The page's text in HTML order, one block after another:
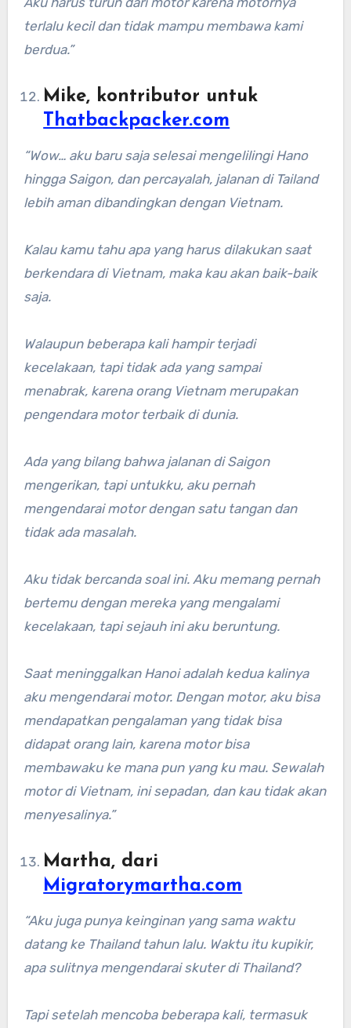
terlalu kecil dan tidak mampu membawa kami
berdua.”
Mike, kontributor untuk
Thatbackpacker.com
“Wow… aku baru saja selesai mengelilingi Hano
hingga Saigon, dan percayalah, jalanan di Tailand
lebih aman dibandingkan dengan Vietnam.
Kalau kamu tahu apa yang harus dilakukan saat
berkendara di Vietnam, maka kau akan baik-baik
saja.
Walaupun beberapa kali hampir terjadi
kecelakaan, tapi tidak ada yang sampai
menabrak, karena orang Vietnam merupakan
pengendara motor terbaik di dunia.
Ada yang bilang bahwa jalanan di Saigon
mengerikan, tapi untukku, aku pernah
mengendarai motor dengan satu tangan dan
tidak ada masalah.
Aku tidak bercanda soal ini. Aku memang pernah
bertemu dengan mereka yang mengalami
kecelakaan, tapi sejauh ini aku beruntung.
Saat meninggalkan Hanoi adalah kedua kalinya
aku mengendarai motor. Dengan motor, aku bisa
mendapatkan pengalaman yang tidak bisa
didapat orang lain, karena motor bisa
membawaku ke mana pun yang ku mau. Sewalah
motor di Vietnam, ini sepadan, dan kau tidak akan
menyesalinya.”
Martha, dari
Migratorymartha.com
“Aku juga punya keinginan yang sama waktu
datang ke Thailand tahun lalu. Waktu itu kupikir,
apa sulitnya mengendarai skuter di Thailand?
Tapi setelah mencoba beberapa kali, termasuk